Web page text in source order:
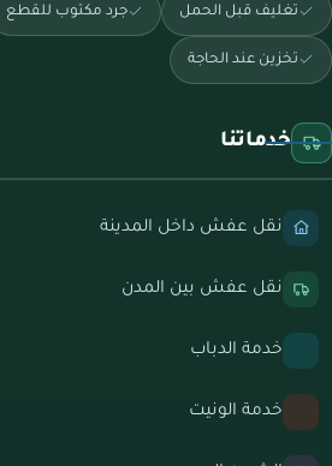
تغليف قبل الحمل جرد مكتوب للقطع
تخزين عند الحاجة
خدماتنا
نقل عفش داخل المدينة
نقل عفش بين المدن
خدمة الدباب
خدمة الونيت